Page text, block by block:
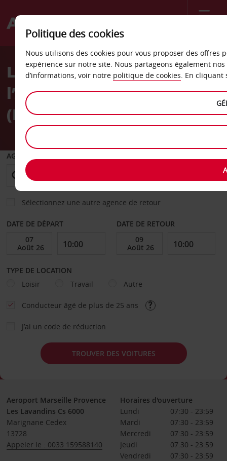
Welcome
AvisLa location de voiture à
l’Aéroport de Marseille
(MRS)
AGENCE DE DÉPART
Sélectionnez une autre agence de retour
DATE DE DÉPART DATE DE RETOUR
TYPE DE LOCATION
Loisir
Travail Autre
Conducteur âgé de plus de 25 ans
J’ai un code de réduction
TROUVER DES VOITURES
Aeroport Marseille Provence
Les Lavandins Cs 6000
Marignane Cedex
13728
Appeler le : 0033 159588140
Horaires d'ouverture
Lundi
07:30 - 23:59
Mardi
07:30 - 23:59
Mercredi
07:30 - 23:59
Jeudi
07:30 - 23:59
Vendredi
07:30 - 23:59
Politique des cookies
Nous utilisons des cookies pour vous proposer des
expérience sur notre site. Nous partageons également
d’informations, voir notre politique de cookies. En cliquant